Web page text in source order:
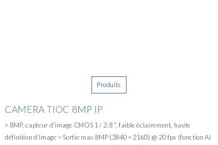
Produits
CAMERA TIOC 8MP IP
> 8MP, capteur d'image CMOS 1 / 2,8 ”, faible éclairement, haute
définition d'image > Sortie max.8MP (3840 × 2160) @ 20 fps (fonction AI